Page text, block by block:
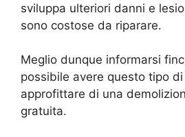
sviluppa ulteriori danni e
sono costose da riparare.
Meglio dunque informarsi
possibile avere questo tipo
approfittare di una
gratuita.